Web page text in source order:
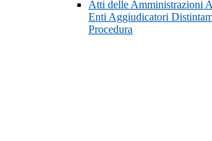
Atti delle Amministrazioni
Enti Aggiudicatori
Procedura